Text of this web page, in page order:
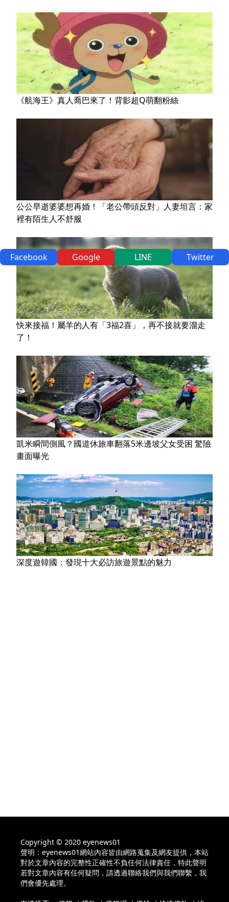
《航海王》真人喬巴來了！背影超Q萌翻粉絲
公公早逝婆婆想再婚！「老公帶頭反對」人妻坦言：家
裡有陌生人不舒服
快來接福！屬羊的人有「3福2喜」，再不接就要溜走
了！
凱米瞬間側風？國道休旅車翻落5米邊坡父女受困 驚險
畫面曝光
深度遊韓國：發現十大必訪旅遊景點的魅力
Facebook Google LINE Twitter
Copyright © 2020 eyenews01
聲明：eyenews01網站內容皆由網路蒐集及網友提供，本站
對於文章內容的完整性正確性不負任何法律責任，特此聲明
若對文章內容有任何疑問，請透過聯絡我們與我們聯繫，我
們會優先處理。